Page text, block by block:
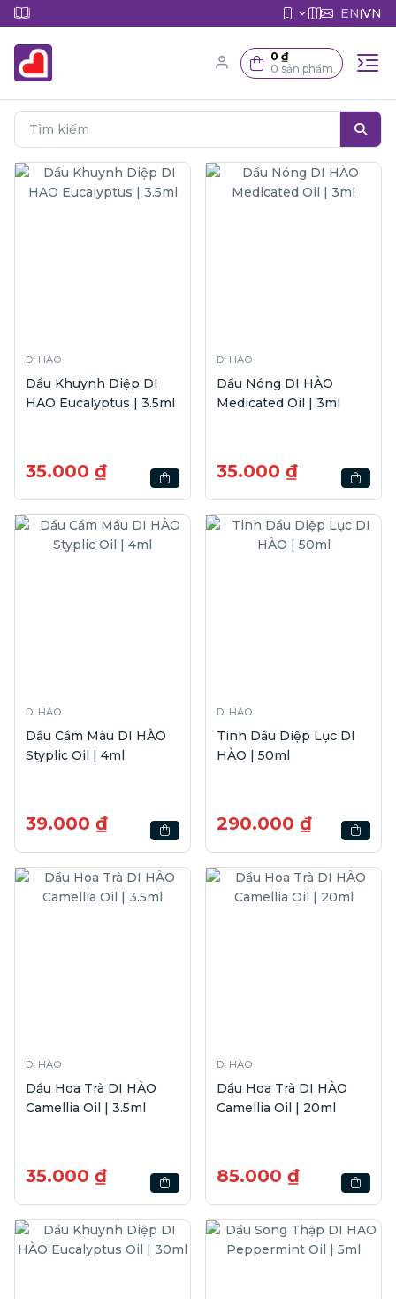
EN|VN
0 ₫
0 sản phẩm
DI HÀO
Dầu Khuynh Diệp DI
HAO Eucalyptus | 3.5ml
35.000 ₫
DI HÀO
Dầu Nóng DI HÀO
Medicated Oil | 3ml
35.000 ₫
DI HÀO
Dầu Cầm Máu DI HÀO
Styplic Oil | 4ml
39.000 ₫
DI HÀO
Tinh Dầu Diệp Lục DI
HÀO | 50ml
290.000 ₫
DI HÀO
Dầu Hoa Trà DI HÀO
Camellia Oil | 3.5ml
35.000 ₫
DI HÀO
Dầu Hoa Trà DI HÀO
Camellia Oil | 20ml
85.000 ₫